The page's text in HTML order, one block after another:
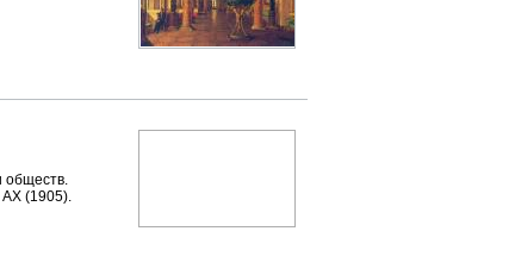
обществ.
АХ (1905).